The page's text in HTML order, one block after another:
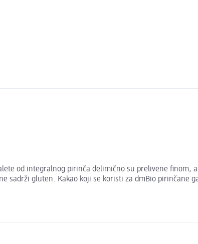
od integralnog pirinča delimično su prelivene finom,
sadrži gluten. Kakao koji se koristi za dmBio pirinčane